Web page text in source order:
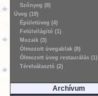
Szőnyeg (8)
Üveg (19)
Épületüveg (4)
Felülvilágító (1)
Mozaik (3)
Ólmozott üvegablak (8)
Ólmozott üveg restaurálás (1)
Térelválasztó (2)
Archívum